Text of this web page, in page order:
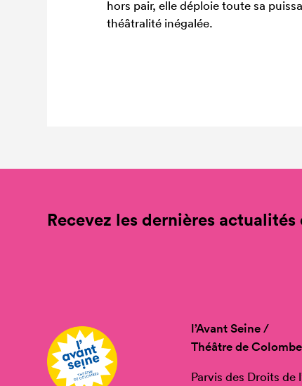
hors pair, elle déploie toute sa
théâtralité inégalée.
Recevez les dernières actualités
l’Avant Seine /
Théâtre de
Parvis des Droits de